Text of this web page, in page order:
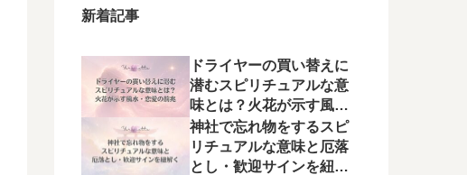
新着記事
ドライヤーの買い替えに
潜むスピリチュアルな意
味とは？火花が示す風
水・恋愛の前兆
神社で忘れ物をするスピ
リチュアルな意味と厄落
とし・歓迎サインを紐解